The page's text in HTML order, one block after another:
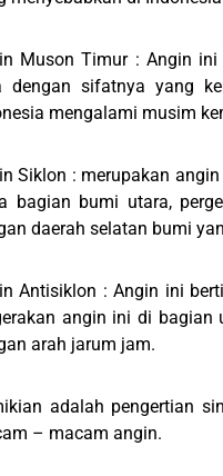
Muson Timur : Angin
dengan sifatnya yang
mengalami musim
Siklon : merupakan
bagian bumi utara,
daerah selatan bumi
Antisiklon : Angin ini
angin ini di
arah jarum jam.
adalah pengertian
– macam angin.